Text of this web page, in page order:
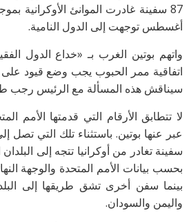
أغسطس توجهت إلى الدول النامية.
واتهم بوتين الغرب بـ «خداع الدول
اتفاقية ممر الحبوب يجب وضع قيود
سيناقش هذه المسألة مع الرئيس رجب
لا تتطابق الأرقام التي قدمتها الأمم
سفينة تغادر من أوكرانيا تتجه إلى البلدان
بحسب بيانات الأمم المتحدة والوجهة
بينما سفن أخرى تشق طريقها إلى
واليمن والسودان.